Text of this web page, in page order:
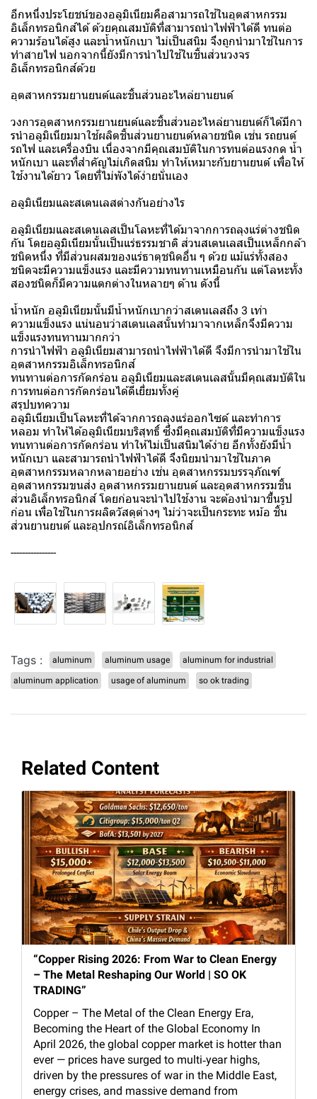
อีกหนึ่งประโยชน์ของอลูมิเนียมคือสามารถใช้ในอุตสาหกรรม
อิเล็กทรอนิกส์ได้ ด้วยคุณสมบัติที่สามารถนำไฟฟ้าได้ดี ทนต่อ
ความร้อนได้สูง และน้ำหนักเบา ไม่เป็นสนิม จึงถูกนำมาใช้ในการ
ทำสายไฟ นอกจากนี้ยังมีการนำไปใช้ในชิ้นส่วนวงจร
อิเล็กทรอนิกส์ด้วย
อุตสาหกรรมยานยนต์และชิ้นส่วนอะไหล่ยานยนต์
วงการอุตสาหกรรมยานยนต์และชิ้นส่วนอะไหล่ยานยนต์ก็ได้มีกา
รนำอลูมิเนียมมาใช้ผลิตชิ้นส่วนยานยนต์หลายชนิด เช่น รถยนต์
รถไฟ และเครื่องบิน เนื่องจากมีคุณสมบัติในการทนต่อแรงกด น้ำ
หนักเบา และที่สำคัญไม่เกิดสนิม ทำให้เหมาะกับยานยนต์ เพื่อให้
ใช้งานได้ยาว โดยที่ไม่พังได้ง่ายนั่นเอง
อลูมิเนียมและสเตนเลสต่างกันอย่างไร
อลูมิเนียมและสเตนเลสเป็นโลหะที่ได้มาจากการถลุงแร่ต่างชนิด
กัน โดยอลูมิเนียมนั้นเป็นแร่ธรรมชาติ ส่วนสเตนเลสเป็นเหล็กกล้า
ชนิดหนึ่ง ที่มีส่วนผสมของแร่ธาตุชนิดอื่น ๆ ด้วย แม้แร่ทั้งสอง
ชนิดจะมีความแข็งแรง และมีความทนทานเหมือนกัน แต่โลหะทั้ง
สองชนิดก็มีความแตกต่างในหลายๆ ด้าน ดังนี้
น้ำหนัก อลูมิเนียมนั้นมีน้ำหนักเบากว่าสเตนเลสถึง 3 เท่า
ความแข็งแรง แน่นอนว่าสเตนเลสนั้นทำมาจากเหล็กจึงมีความ
แข็งแรงทนทานมากกว่า
การนำไฟฟ้า อลูมิเนียมสามารถนำไฟฟ้าได้ดี จึงมีการนำมาใช้ใน
อุตสาหกรรมอิเล็กทรอนิกส์
ทนทานต่อการกัดกร่อน อลูมิเนียมและสเตนเลสนั้นมีคุณสมบัติใน
การทนต่อการกัดกร่อนได้ดีเยี่ยมทั้งคู่
สรุปบทความ
อลูมิเนียมเป็นโลหะที่ได้จากการถลุงแร่ออกไซด์ และทำการ
หลอม ทำให้ได้อลูมิเนียมบริสุทธิ์ ซึ่งมีคุณสมบัติที่มีความแข็งแรง
ทนทานต่อการกัดกร่อน ทำให้ไม่เป็นสนิมได้ง่าย อีกทั้งยังมีน้ำ
หนักเบา และสามารถนำไฟฟ้าได้ดี จึงนิยมนำมาใช้ในภาค
อุตสาหกรรมหลากหลายอย่าง เช่น อุตสาหกรรมบรรจุภัณฑ์
อุตสาหกรรมขนส่ง อุตสาหกรรมยานยนต์ และอุตสาหกรรมชิ้น
ส่วนอิเล็กทรอนิกส์ โดยก่อนจะนำไปใช้งาน จะต้องนำมาขึ้นรูป
ก่อน เพื่อใช้ในการผลิตวัสดุต่างๆ ไม่ว่าจะเป็นกระทะ หม้อ ชิ้น
ส่วนยานยนต์ และอุปกรณ์อิเล็กทรอนิกส์
----------------
Tags : aluminum aluminum usage aluminum for industrial
aluminum application usage of aluminum so ok trading
Related Content
“Copper Rising 2026: From War to Clean Energy
– The Metal Reshaping Our World | SO OK
TRADING”
Copper – The Metal of the Clean Energy Era,
Becoming the Heart of the Global Economy In
April 2026, the global copper market is hotter than
ever — prices have surged to multi‑year highs,
driven by the pressures of war in the Middle East,
energy crises, and massive demand from